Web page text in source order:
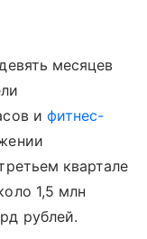
месяцев
и фитнес-
квартале
1,5 млн
рублей.